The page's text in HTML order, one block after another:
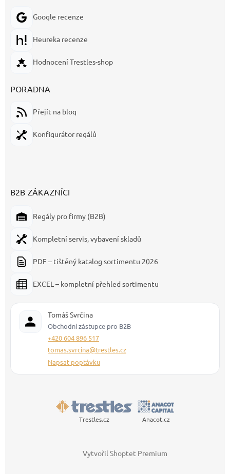
Google recenze
Heureka recenze
Hodnocení Trestles-shop
PORADNA
Přejít na blog
Konfigurátor regálů
B2B ZÁKAZNÍCI
Regály pro firmy (B2B)
Kompletní servis, vybavení skladů
PDF – tištěný katalog sortimentu 2026
EXCEL – kompletní přehled sortimentu
Tomáš Svrčina
Obchodní zástupce pro B2B
+420 604 896 517
tomas.svrcina@trestles.cz
Napsat poptávku
Trestles.cz Anacot.cz
Vytvořil Shoptet Premium